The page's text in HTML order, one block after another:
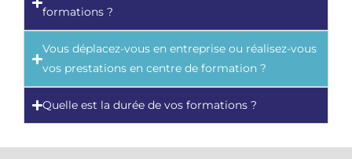
formations ?
Vous déplacez-vous en entreprise ou réalisez-vous
vos prestations en centre de formation ?
Quelle est la durée de vos formations ?